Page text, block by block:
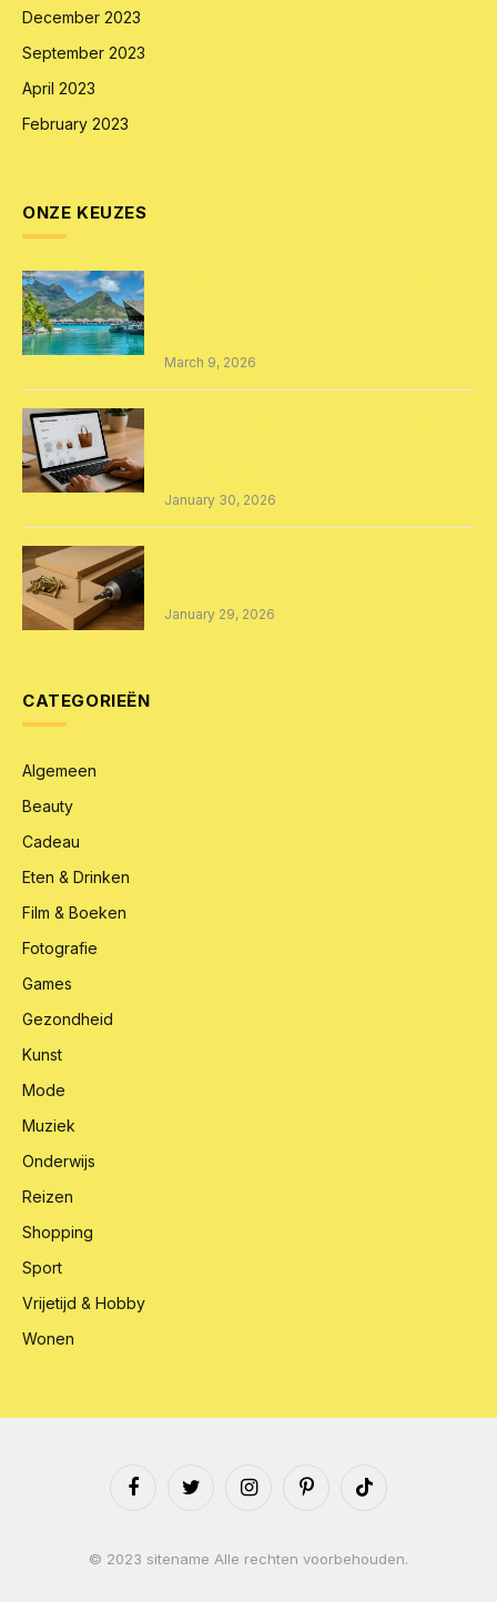
December 2023
September 2023
April 2023
February 2023
ONZE KEUZES
March 9, 2026
January 30, 2026
January 29, 2026
CATEGORIEËN
Algemeen
Beauty
Cadeau
Eten & Drinken
Film & Boeken
Fotografie
Games
Gezondheid
Kunst
Mode
Muziek
Onderwijs
Reizen
Shopping
Sport
Vrijetijd & Hobby
Wonen
FacebookTwitter InstagramPinterestTikTok
© 2023 sitename Alle rechten voorbehouden.